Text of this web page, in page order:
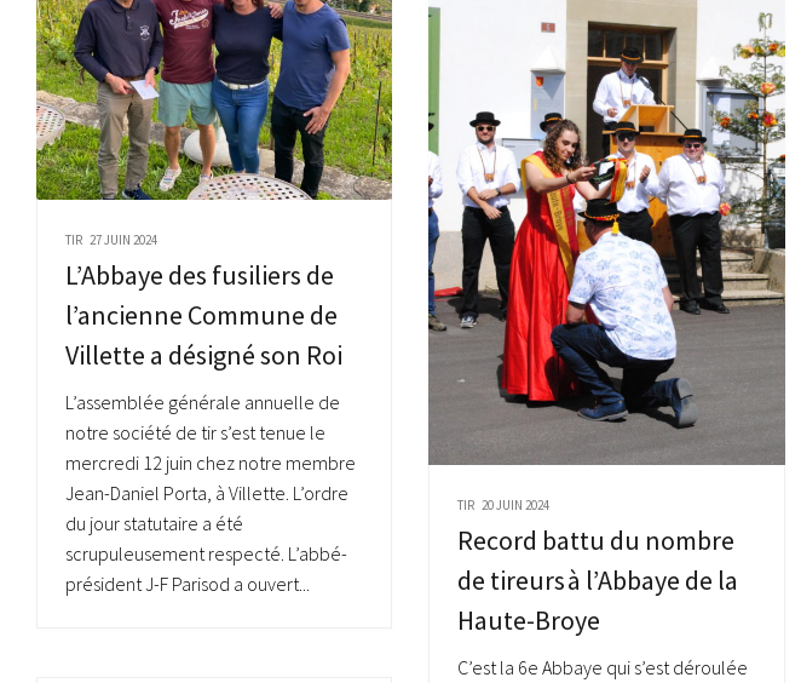
TIR 27 JUIN 2024
L’Abbaye des fusiliers de
l’ancienne Commune de
Villette a désigné son Roi
L’assemblée générale annuelle de
notre société de tir s’est tenue le
mercredi 12 juin chez notre membre
Jean-Daniel Porta, à Villette. L’ordre
du jour statutaire a été
scrupuleusement respecté. L’abbé-
président J-F Parisod a ouvert...
TIR 20 JUIN 2024
Record battu du nombre
de tireurs à l’Abbaye de la
Haute-Broye
C’est la 6e Abbaye qui s’est déroulée